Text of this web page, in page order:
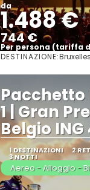
da
1.488 €
744 €
Per persona (tariffa
Vedere
DESTINAZIONE:Bruxelles
1 | Gran
Belgio ING
1 DESTINAZIONI 2
3 NOTTI
Aereo - Alloggio -